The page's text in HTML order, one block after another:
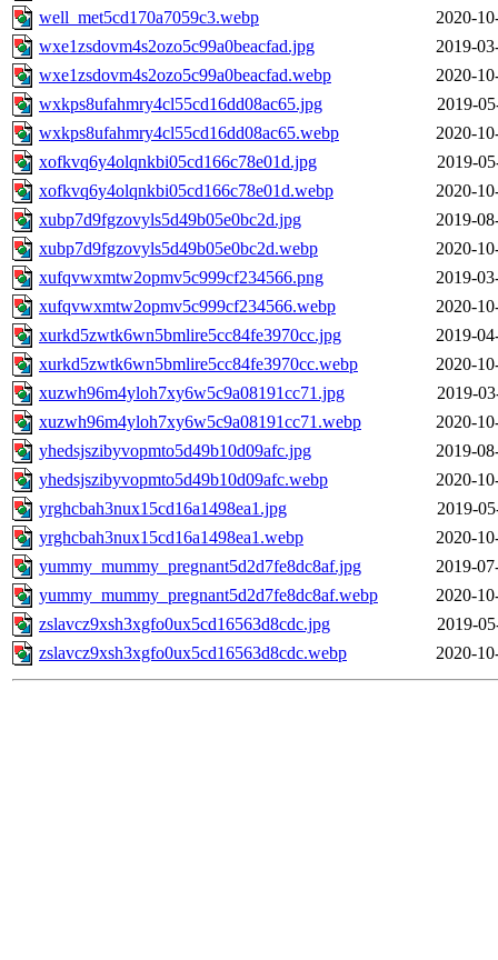
well_met5cd170a7059c3.webp
2020-
wxe1zsdovm4s2ozo5c99a0beacfad.jpg
2019-
wxe1zsdovm4s2ozo5c99a0beacfad.webp
2020-
wxkps8ufahmry4cl55cd16dd08ac65.jpg
2019-
wxkps8ufahmry4cl55cd16dd08ac65.webp
2020-
xofkvq6y4olqnkbi05cd166c78e01d.jpg
2019-
xofkvq6y4olqnkbi05cd166c78e01d.webp
2020-
xubp7d9fgzovyls5d49b05e0bc2d.jpg
2019-
xubp7d9fgzovyls5d49b05e0bc2d.webp
2020-
xufqvwxmtw2opmv5c999cf234566.png
2019-
xufqvwxmtw2opmv5c999cf234566.webp
2020-
xurkd5zwtk6wn5bmlire5cc84fe3970cc.jpg
2019-
xurkd5zwtk6wn5bmlire5cc84fe3970cc.webp
2020-
xuzwh96m4yloh7xy6w5c9a08191cc71.jpg
2019-
xuzwh96m4yloh7xy6w5c9a08191cc71.webp
2020-
yhedsjszibyvopmto5d49b10d09afc.jpg
2019-
yhedsjszibyvopmto5d49b10d09afc.webp
2020-
yrghcbah3nux15cd16a1498ea1.jpg
2019-
yrghcbah3nux15cd16a1498ea1.webp
2020-
yummy_mummy_pregnant5d2d7fe8dc8af.jpg
2019-
yummy_mummy_pregnant5d2d7fe8dc8af.webp
2020-
zslavcz9xsh3xgfo0ux5cd16563d8cdc.jpg
2019-
zslavcz9xsh3xgfo0ux5cd16563d8cdc.webp
2020-